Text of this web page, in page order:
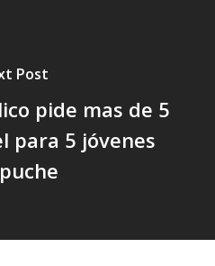
Post
pide mas de 5
para 5 jóvenes